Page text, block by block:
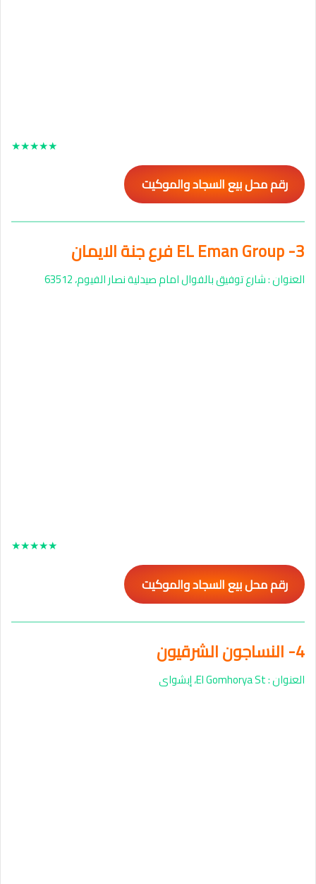
★
★
★
★
★
رقم محل بيع السجاد والموكيت
3- EL Eman Group فرع جنة الايمان
العنوان : شارع توفيق بالفوال امام صيدلية نصار الفيوم، 63512
★
★
★
★
★
رقم محل بيع السجاد والموكيت
4- النساجون الشرقيون
العنوان : El Gomhorya St، إبشواى